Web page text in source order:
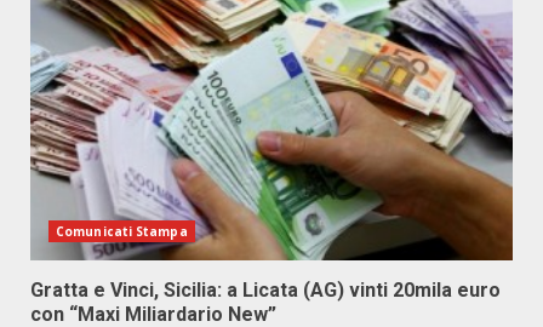
Comunicati Stampa
Gratta e Vinci, Sicilia: a Licata (AG) vinti 20mila euro
con “Maxi Miliardario New”